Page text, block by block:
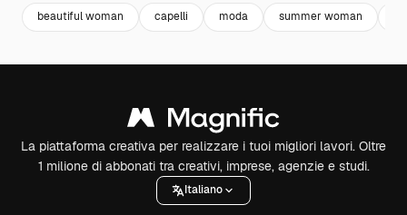
beautiful woman capelli moda summer woman
La piattaforma creativa per realizzare i tuoi migliori lavori. Oltre
1 milione di abbonati tra creativi, imprese, agenzie e studi.
Italiano